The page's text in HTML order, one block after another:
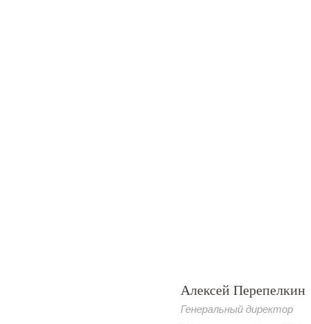
Алексей Перепелкин
Генеральный директор